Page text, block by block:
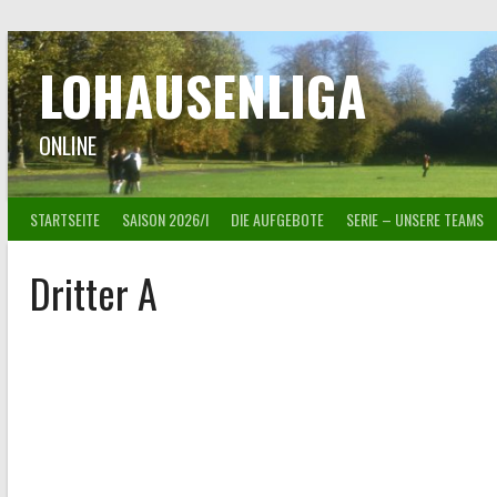
zum
InhaltLOHAUSENLIGA
ONLINE
STARTSEITE SAISON 2026/I DIE AUFGEBOTE SERIE – UNSERE TEAMS
Dritter A